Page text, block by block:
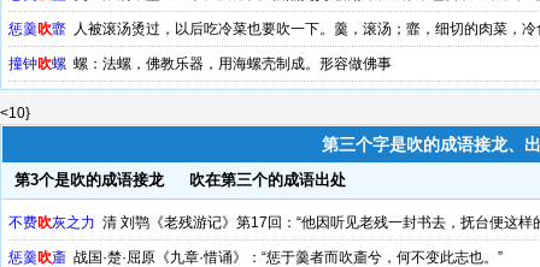
举措失当
惩羹吹韲 人被滚汤烫过，以后吃冷菜也要吹一下。羹，滚汤；韲，细切的肉菜，
於羹者而吹韲兮，何不變此志也？”《晋书·汝南王亮等传序》：“ 漢祖 勃興，爰
吹虀 ”。 宋 秦观 《谢馆职启》：“束緼還婦，雖蒙假借之私；懲羹吹虀，尚慮譴訶之
撞钟吹螺 螺：法螺，佛教乐器，用海螺壳制成。形容做佛事
<10}
第三个字是吹的成语接龙、
第3个是吹的成语接龙 吹在第三个的成语出处
不费吹灰之力 清 刘鹗《老残游记》第17回：“他因听见老残一封书去，抚台便这
惩羹吹齑 战国·楚·屈原《九章·惜诵》：“惩于羹者而吹齑兮，何不变此志也。”